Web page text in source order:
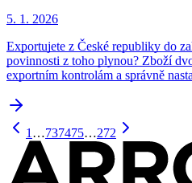
5. 1. 2026
Exportujete z České republiky do
povinnosti z toho plynou? Zboží
exportním kontrolám a správně
1 …737475…272